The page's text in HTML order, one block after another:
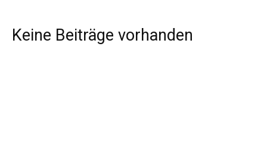
Keine Beiträge vorhanden